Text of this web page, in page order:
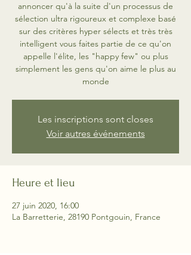
annoncer qu'à la suite d'un processus de
sélection ultra rigoureux et complexe basé
sur des critères hyper sélects et très très
intelligent vous faites partie de ce qu'on
appelle l'élite, les "happy few" ou plus
simplement les gens qu'on aime le plus au
monde
Les inscriptions sont closes
Voir autres événements
Heure et lieu
27 juin 2020, 16:00
La Barretterie, 28190 Pontgouin, France